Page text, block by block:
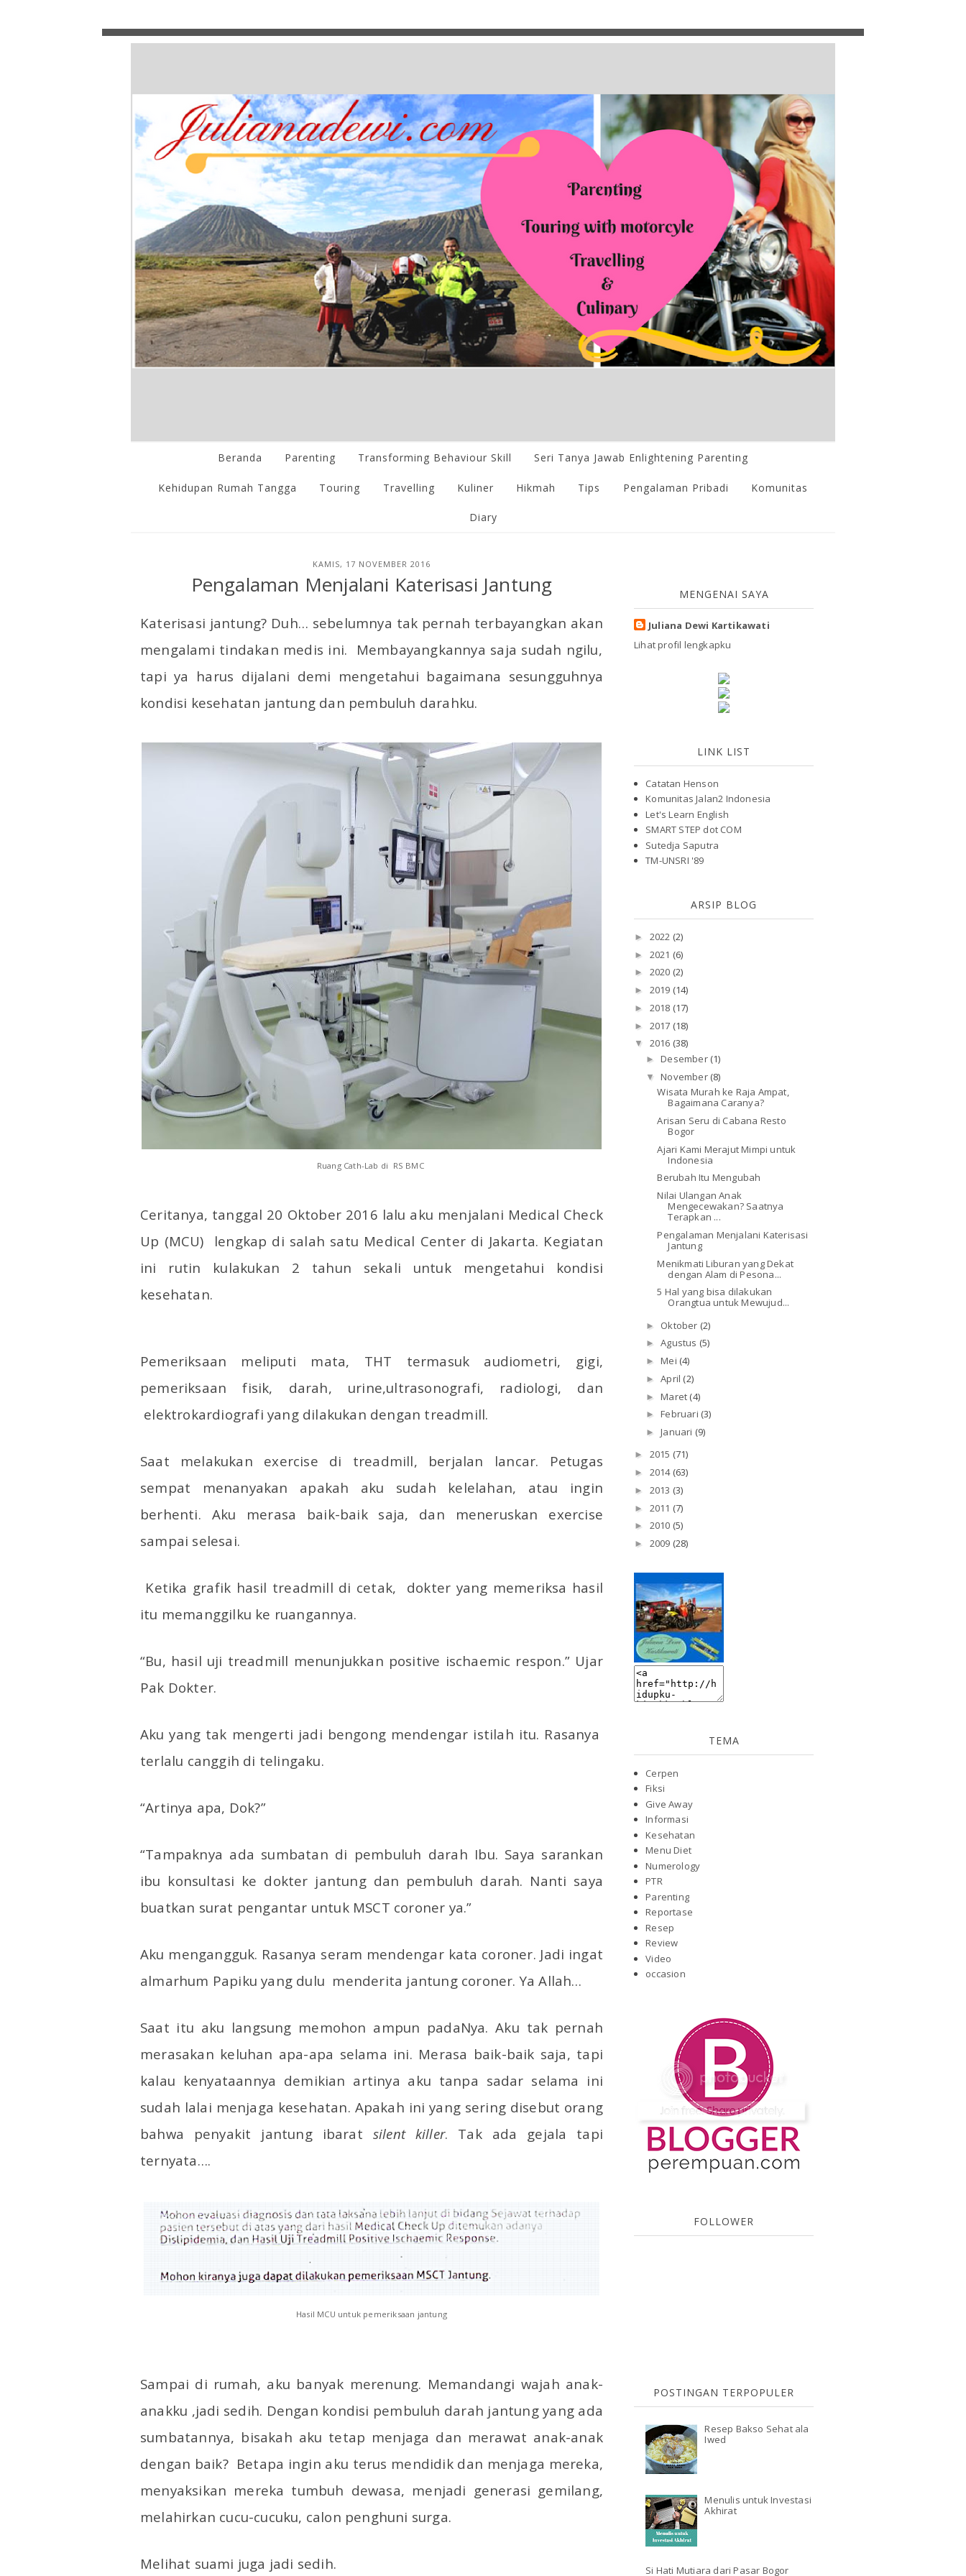
Beranda Parenting Transforming Behaviour Skill Seri Tanya Jawab Enlightening Parenting
Kehidupan Rumah Tangga Touring Travelling Kuliner Hikmah Tips Pengalaman Pribadi Komunitas
Diary
KAMIS, 17 NOVEMBER 2016
Pengalaman Menjalani Katerisasi Jantung
Katerisasi jantung? Duh… sebelumnya tak pernah terbayangkan akan
mengalami tindakan medis ini.
Membayangkannya saja sudah ngilu,
tapi ya harus dijalani demi mengetahui bagaimana sesungguhnya
kondisi kesehatan jantung dan pembuluh darahku.
Ruang Cath-Lab di RS BMC
Ceritanya, tanggal 20 Oktober 2016 lalu aku menjalani Medical Check
Up (MCU)
lengkap di salah satu Medical Center di Jakarta. Kegiatan
ini rutin kulakukan 2 tahun sekali untuk mengetahui kondisi
kesehatan.
Pemeriksaan meliputi mata, THT termasuk audiometri, gigi,
pemeriksaan fisik, darah, urine,ultrasonografi, radiologi, dan
elektrokardiografi yang dilakukan dengan treadmill.
Saat melakukan exercise di treadmill, berjalan lancar. Petugas
sempat menanyakan apakah aku sudah kelelahan, atau ingin
berhenti. Aku merasa baik-baik saja, dan meneruskan exercise
sampai selesai.
Ketika grafik hasil treadmill di cetak,
dokter yang memeriksa hasil
itu memanggilku ke ruangannya.
“Bu, hasil uji treadmill menunjukkan positive ischaemic respon.” Ujar
Pak Dokter.
Aku yang tak mengerti jadi bengong mendengar istilah itu. Rasanya
terlalu canggih di telingaku.
“Artinya apa, Dok?”
“Tampaknya ada sumbatan di pembuluh darah Ibu. Saya sarankan
ibu konsultasi ke dokter jantung dan pembuluh darah. Nanti saya
buatkan surat pengantar untuk MSCT coroner ya.”
Aku mengangguk. Rasanya seram mendengar kata coroner. Jadi ingat
almarhum Papiku yang dulu menderita jantung coroner. Ya Allah…
Saat itu aku langsung memohon ampun padaNya. Aku tak pernah
merasakan keluhan apa-apa selama ini. Merasa baik-baik saja, tapi
kalau kenyataannya demikian artinya aku tanpa sadar selama ini
sudah lalai menjaga kesehatan. Apakah ini yang sering disebut orang
bahwa penyakit jantung ibarat silent killer. Tak ada gejala tapi
ternyata….
Hasil MCU untuk pemeriksaan jantung
Sampai di rumah, aku banyak merenung. Memandangi wajah anak-
anakku ,jadi sedih. Dengan kondisi pembuluh darah jantung yang ada
sumbatannya, bisakah aku tetap menjaga dan merawat anak-anak
dengan baik? Betapa ingin aku terus mendidik dan menjaga mereka,
menyaksikan mereka tumbuh dewasa, menjadi generasi gemilang,
melahirkan cucu-cucuku, calon penghuni surga.
Melihat suami juga jadi sedih.
MENGENAI SAYA
Juliana Dewi Kartikawati
Lihat profil lengkapku
LINK LIST
Catatan Henson
Komunitas Jalan2 Indonesia
Let's Learn English
SMART STEP dot COM
Sutedja Saputra
TM-UNSRI '89
ARSIP BLOG
► 2022 (2)
► 2021 (6)
► 2020 (2)
► 2019 (14)
► 2018 (17)
► 2017 (18)
▼ 2016 (38)
►Desember (1)
▼November (8)
Wisata Murah ke Raja Ampat,
Bagaimana Caranya?
Arisan Seru di Cabana Resto
Bogor
Ajari Kami Merajut Mimpi untuk
Indonesia
Berubah Itu Mengubah
Nilai Ulangan Anak
Mengecewakan? Saatnya
Terapkan ...
Pengalaman Menjalani Katerisasi
Jantung
Menikmati Liburan yang Dekat
dengan Alam di Pesona...
5 Hal yang bisa dilakukan
Orangtua untuk Mewujud...
► Oktober (2)
►Agustus (5)
►Mei (4)
►April (2)
►Maret (4)
►Februari (3)
►Januari (9)
► 2015 (71)
► 2014 (63)
► 2013 (3)
► 2011 (7)
► 2010 (5)
► 2009 (28)
TEMA
Cerpen
Fiksi
Give Away
Informasi
Kesehatan
Menu Diet
Numerology
PTR
Parenting
Reportase
Resep
Review
Video
occasion
FOLLOWER
POSTINGAN TERPOPULER
Resep Bakso Sehat ala
Iwed
Menulis untuk Investasi
Akhirat
Si Hati Mutiara dari Pasar Bogor